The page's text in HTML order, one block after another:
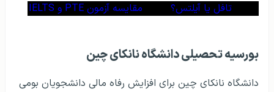
تافل یا آیلتس؟ مقایسه آزمون PTE و IELTS
بورسیه تحصیلی دانشگاه نانکای چین
دانشگاه نانکای چین برای افزایش رفاه مالی دانشجویان بومی